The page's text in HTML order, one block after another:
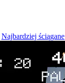
Najbardziej ściągane